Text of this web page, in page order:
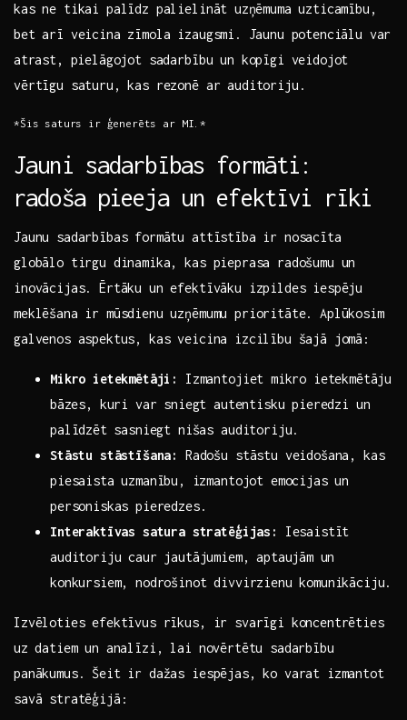
kas ‌ne‍ tikai palīdz palielināt⁣ uzņēmuma uzticamību,
bet arī veicina zīmola izaugsmi. ⁣Jaunu‍ potenciālu⁢ var
⁢atrast, pielāgojot sadarbību un kopīgi veidojot
vērtīgu saturu, kas rezonē ar‍ auditoriju.
*Šis saturs ​ir ‍ģenerēts ar MI.*
Jauni sadarbības formāti:
radoša pieeja un ​efektīvi rīki
Jaunu sadarbības formātu attīstība ir nosacīta
globālo tirgu ‌dinamika, kas pieprasa radošumu un⁢
inovācijas. Ērtāku un efektīvāku izpildes iespēju
‌meklēšana ir mūsdienu uzņēmumu prioritāte. Aplūkosim
galvenos aspektus, ‍kas​ veicina izcilību šajā jomā:
Mikro ietekmētāji:
Izmantojiet⁣ mikro ietekmētāju
⁣bāzes, kuri var sniegt ⁤autentisku pieredzi un
palīdzēt⁤ sasniegt nišas auditoriju.
Stāstu stāstīšana:
Radošu stāstu veidošana, kas
‍piesaista uzmanību,⁤ izmantojot emocijas un
personiskas pieredzes.
Interaktīvas‌ satura stratēģijas:
Iesaistīt
auditoriju caur jautājumiem, ⁤aptaujām ⁣un⁤
konkursiem, nodrošinot divvirzienu komunikāciju.
Izvēloties efektīvus rīkus,​ ir svarīgi koncentrēties
uz ⁢datiem ‍un analīzi, lai novērtētu‍ sadarbību
panākumus. Šeit ir dažas iespējas, ko varat izmantot
savā ‌stratēģijā: